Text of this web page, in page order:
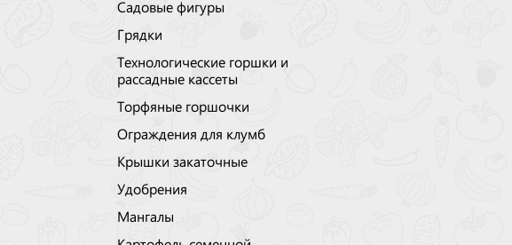
Садовые фигуры
Грядки
Технологические горшки и
рассадные кассеты
Торфяные горшочки
Ограждения для клумб
Крышки закаточные
Удобрения
Мангалы
Картофель семенной